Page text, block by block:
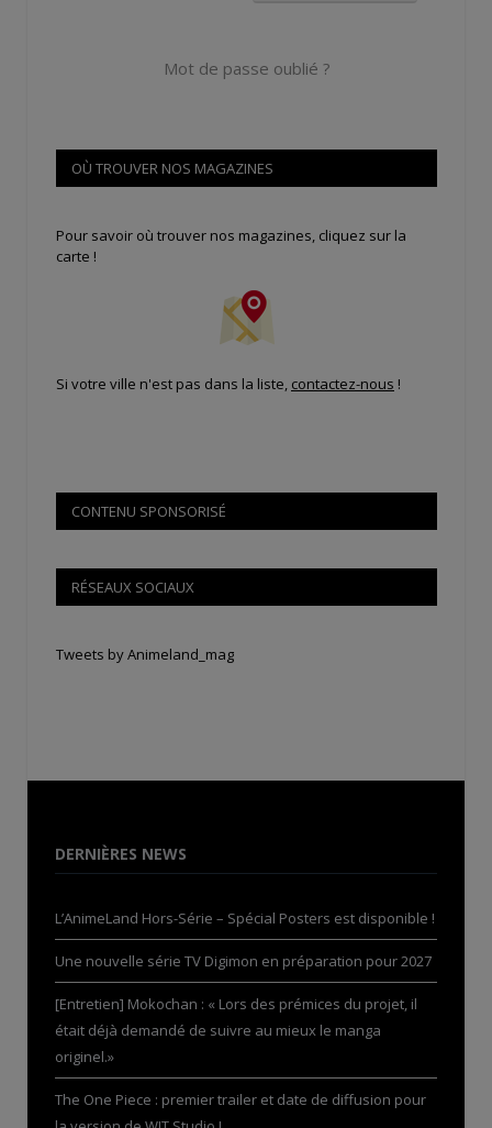
Mot de passe oublié ?
OÙ TROUVER NOS MAGAZINES
Pour savoir où trouver nos magazines, cliquez sur la
carte !
Si votre ville n'est pas dans la liste, contactez-nous !
CONTENU SPONSORISÉ
RÉSEAUX SOCIAUX
Tweets by Animeland_mag
DERNIÈRES NEWS
L’AnimeLand Hors-Série – Spécial Posters est disponible !
Une nouvelle série TV Digimon en préparation pour 2027
[Entretien] Mokochan : « Lors des prémices du projet, il
était déjà demandé de suivre au mieux le manga
originel.»
The One Piece : premier trailer et date de diffusion pour